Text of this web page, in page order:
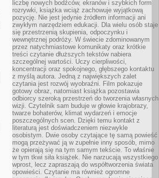
liczbę nowych bodźców, ekranów i szybkich form
rozrywki, książka wciąż zachowuje wyjątkową
pozycję. Nie jest jedynie źródłem informacji ani
zwykłym narzędziem edukacji. Dla wielu osób staje
się przestrzenią skupienia, odpoczynku i
wewnętrznej podróży. W świecie zdominowanym
przez natychmiastowe komunikaty oraz krótkie
treści czytanie dłuższych tekstów nabiera
szczególnej wartości. Uczy cierpliwości,
koncentracji oraz spokojnego, głębszego kontaktu
z myślą autora. Jedną z największych zalet
czytania jest rozwój wyobraźni. Film pokazuje
gotowy obraz, natomiast książka pozostawia
odbiorcy szeroką przestrzeń do tworzenia własnych
wizji. Czytelnik sam buduje w głowie krajobrazy,
twarze bohaterów, klimat wydarzeń i emocje
poszczególnych scen. Dzięki temu kontakt z
literaturą jest doświadczeniem niezwykle
osobistym. Dwie osoby czytające tę samą powieść
mogą przeżywać ją w zupełnie inny sposób, mimo
że opierają się na tym samym tekście. To właśnie
w tym tkwi siła książek. Nie narzucają wszystkiego
wprost, lecz zapraszają do współtworzenia świata
opowieści. Czytanie ma również ogromne